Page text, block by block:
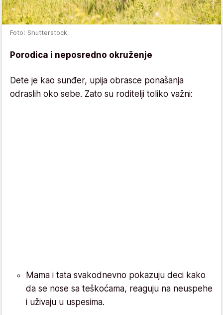
Foto: Shutterstock
Porodica i neposredno okruženje
Dete je kao sunđer, upija obrasce ponašanja
odraslih oko sebe. Zato su roditelji toliko važni:
Mama i tata svakodnevno pokazuju deci kako
da se nose sa teškoćama, reaguju na neuspehe
i uživaju u uspesima.